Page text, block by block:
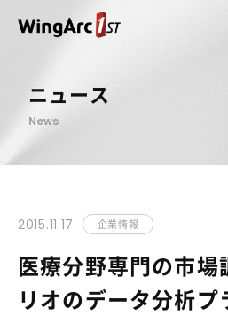
ニュース
News
2015.11.17 企業情報
医療分野専門の市
リオのデータ分析